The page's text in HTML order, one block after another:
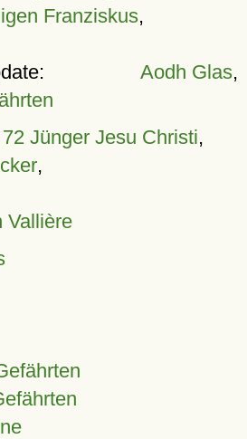
Franziskus,
Aodh Glas,
Jünger Jesu Christi,
,
Vallière